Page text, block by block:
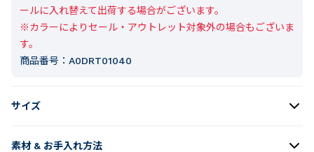
ールに入れ替えて出荷する場合がございます。
※カラーによりセール・アウトレット対象外の場合もございま
す。
商品番号： A0DRT01040
サイズ
素材 & お手入れ方法